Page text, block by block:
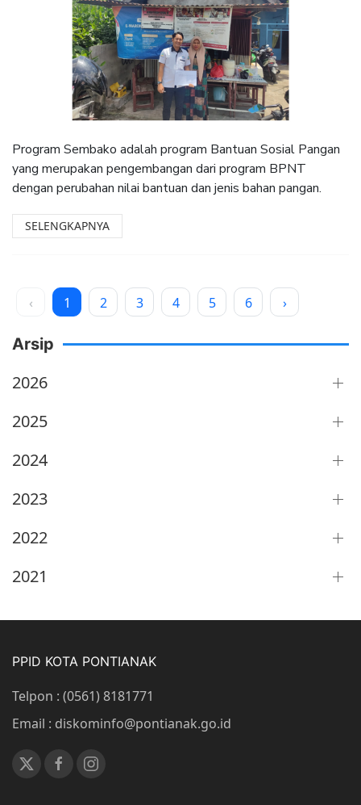
Program Sembako adalah program Bantuan Sosial Pangan
yang merupakan pengembangan dari program BPNT
dengan perubahan nilai bantuan dan jenis bahan pangan.
SELENGKAPNYA
‹ 1 2 3 4 5 6 ›
Arsip
2026
2025
2024
2023
2022
2021
PPID KOTA PONTIANAK
Telpon : (0561) 8181771
Email : diskominfo@pontianak.go.id